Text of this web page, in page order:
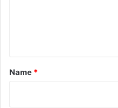
*
Name *